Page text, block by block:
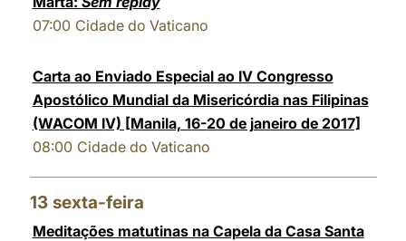
07:00 Cidade do Vaticano
Carta ao Enviado Especial ao IV Congresso
Apostólico Mundial da Misericórdia nas Filipinas
(WACOM IV) [Manila, 16-20 de janeiro de 2017]
08:00 Cidade do Vaticano
13 sexta-feira
Meditações matutinas na Capela da Casa Santa